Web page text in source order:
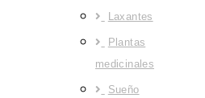
Laxantes
Plantas
medicinales
Sueño